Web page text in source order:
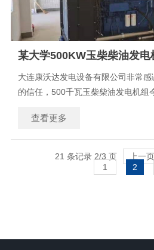
某大学500KW玉柴柴油发电
大连康沃达发电设备有限公司非常
的信任，500千瓦玉柴柴油发电机组
已有40多年的历史，发电机产品广泛
所配套动力全部采用玉柴自行
查看更多
21 条记录 2/3 页 上一页
1
2